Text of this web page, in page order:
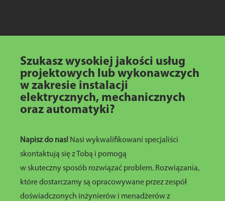
Szukasz wysokiej jakości usług
projektowych lub wykonawczych
w zakresie instalacji
elektrycznych, mechanicznych
oraz automatyki?
Napisz do nas! Nasi wykwalifikowani specjaliści
skontaktują się z Tobą i pomogą
w skuteczny sposób rozwiązać problem. Rozwiązania,
które dostarczamy są opracowywane przez zespół
doświadczonych inżynierów i menadżerów z